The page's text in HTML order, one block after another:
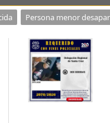
Persona menor